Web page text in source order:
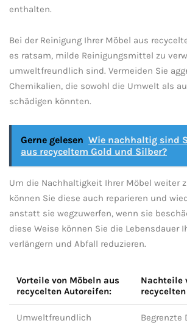
enthalten.
Bei der Reinigung Ihrer Möbel aus‍
⁣es ratsam, milde ‌Reinigungsmittel zu
umweltfreundlich sind. Vermeiden Sie
Chemikalien, die ⁢sowohl die Umwelt als‌
schädigen könnten.
Gerne gelesen Wie nachhaltig sind
aus recyceltem Gold und Silber?
Um die Nachhaltigkeit Ihrer Möbel weiter
können Sie diese‌ auch reparieren und
anstatt sie wegzuwerfen, wenn sie
diese Weise können Sie die Lebensdauer
verlängern und Abfall ‍reduzieren.
Vorteile von⁢ Möbeln aus
recycelten Autoreifen:
Nachteile
Umweltfreundlich Begrenzte